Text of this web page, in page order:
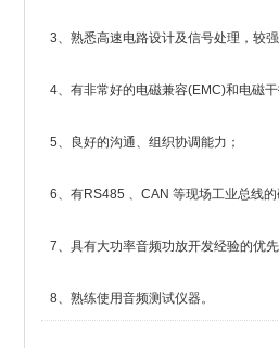
3、熟悉高速电路设计及信号处理，较
4、有非常好的电磁兼容(EMC)和电磁干
5、良好的沟通、组织协调能力；
6、有RS485 、CAN 等现场工业总线的
7、具有大功率音频功放开发经验的优先
8、熟练使用音频测试仪器。